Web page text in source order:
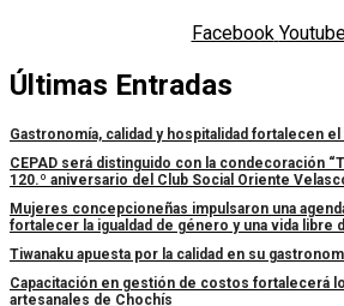
Facebook
Últimas Entradas
Gastronomía, calidad y hospitalidad fortalecen
CEPAD será distinguido con la condecoración
120.º aniversario del Club Social Oriente
Mujeres concepcioneñas impulsaron una
fortalecer la igualdad de género y una vida libre
Tiwanaku apuesta por la calidad en su
Capacitación en gestión de costos fortalecerá
artesanales de Chochís